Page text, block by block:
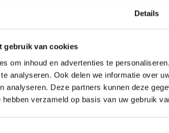
Details
gebruik van cookies
om inhoud en advertenties te
analyseren. Ook delen we informatie over
analyseren. Deze partners kunnen deze
verzameld op basis van uw gebruik